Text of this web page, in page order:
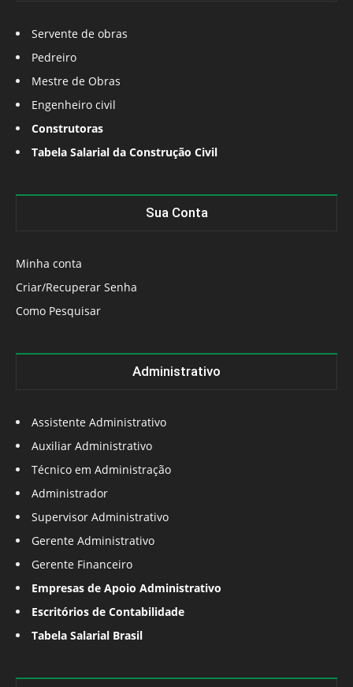
Servente de obras
Pedreiro
Mestre de Obras
Engenheiro civil
Construtoras
Tabela Salarial da Construção Civil
Sua Conta
Minha conta
Criar/Recuperar Senha
Como Pesquisar
Administrativo
Assistente Administrativo
Auxiliar Administrativo
Técnico em Administração
Administrador
Supervisor Administrativo
Gerente Administrativo
Gerente Financeiro
Empresas de Apoio Administrativo
Escritórios de Contabilidade
Tabela Salarial Brasil